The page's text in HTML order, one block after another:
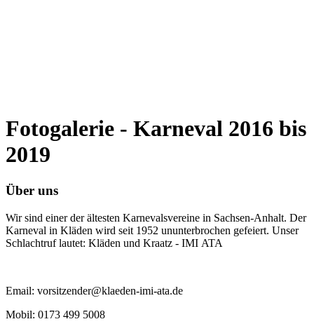
Fotogalerie - Karneval 2016 bis
2019
Über uns
Wir sind einer der ältesten Karnevalsvereine in Sachsen-Anhalt. Der
Karneval in Kläden wird seit 1952 ununterbrochen gefeiert. Unser
Schlachtruf lautet: Kläden und Kraatz - IMI ATA
Email: vorsitzender@klaeden-imi-ata.de
Mobil: 0173 499 5008